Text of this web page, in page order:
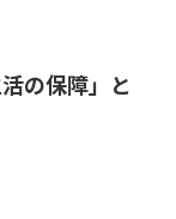
の保障」と